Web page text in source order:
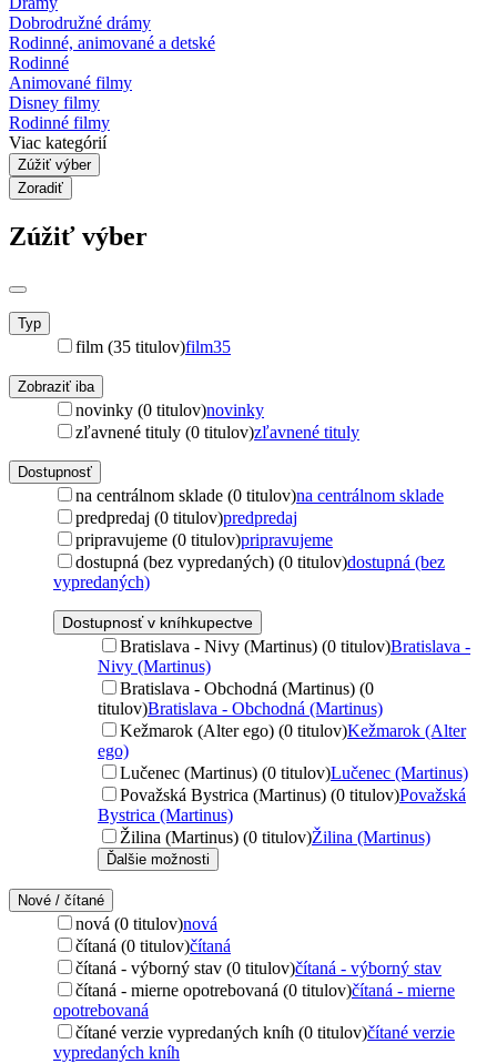
Dobrodružné drámy
Rodinné, animované a detské
Rodinné
Animované filmy
Disney filmy
Rodinné filmy
Viac kategórií
Zúžiť výber
Zoradiť
Zúžiť výber
Typ
film (35 titulov)film35
Zobraziť iba
novinky (0 titulov)novinky
zľavnené tituly (0 titulov)zľavnené tituly
Dostupnosť
na centrálnom sklade (0 titulov)na centrálnom sklade
predpredaj (0 titulov)predpredaj
pripravujeme (0 titulov)pripravujeme
dostupná (bez vypredaných) (0 titulov)dostupná (bez
vypredaných)
Dostupnosť v kníhkupectve
Bratislava - Nivy (Martinus) (0 titulov)Bratislava -
Nivy (Martinus)
Bratislava - Obchodná (Martinus) (0
titulov)Bratislava - Obchodná (Martinus)
Kežmarok (Alter ego) (0 titulov)Kežmarok (Alter
ego)
Lučenec (Martinus) (0 titulov)Lučenec (Martinus)
Považská Bystrica (Martinus) (0 titulov)Považská
Bystrica (Martinus)
Žilina (Martinus) (0 titulov)Žilina (Martinus)
Ďalšie možnosti
Nové / čítané
nová (0 titulov)nová
čítaná (0 titulov)čítaná
čítaná - výborný stav (0 titulov)čítaná - výborný stav
čítaná - mierne opotrebovaná (0 titulov)čítaná - mierne
opotrebovaná
čítané verzie vypredaných kníh (0 titulov)čítané verzie
vypredaných kníh